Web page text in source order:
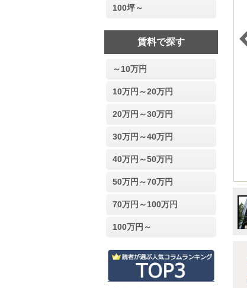
100坪～
賃料で探す
～10万円
10万円～20万円
20万円～30万円
30万円～40万円
40万円～50万円
50万円～70万円
70万円～100万円
100万円～